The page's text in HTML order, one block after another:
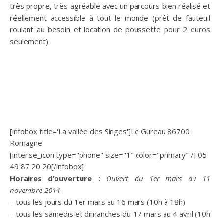
très propre, très agréable avec un parcours bien réalisé et
réellement accessible à tout le monde (prêt de fauteuil
roulant au besoin et location de poussette pour 2 euros
seulement)
[infobox title='La vallée des Singes']Le Gureau 86700
Romagne
[intense_icon type="phone" size="1" color="primary" /] 05
49 87 20 20[/infobox]
Horaires d’ouverture :
Ouvert du 1er mars au 11
novembre 2014
– tous les jours du 1er mars au 16 mars (10h à 18h)
– tous les samedis et dimanches du 17 mars au 4 avril (10h